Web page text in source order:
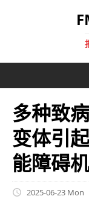
多种致
变体引
能障碍
2025-06-23 Mon